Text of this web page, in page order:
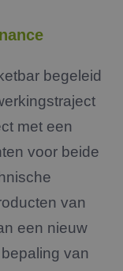
begeleid
met een
voor beide
van
een nieuw
van